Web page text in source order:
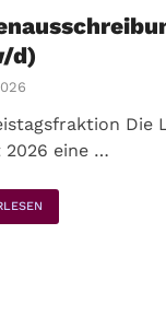
d)
Die
2026 eine …